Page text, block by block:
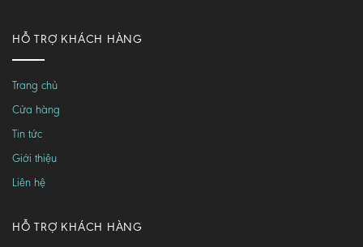
HỖ TRỢ KHÁCH HÀNG
Trang chủ
Cửa hàng
Tin tức
Giới thiệu
Liên hệ
HỖ TRỢ KHÁCH HÀNG